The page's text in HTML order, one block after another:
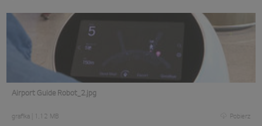
Airport Guide Robot_2.jpg
grafika 1,12 MB Pobierz